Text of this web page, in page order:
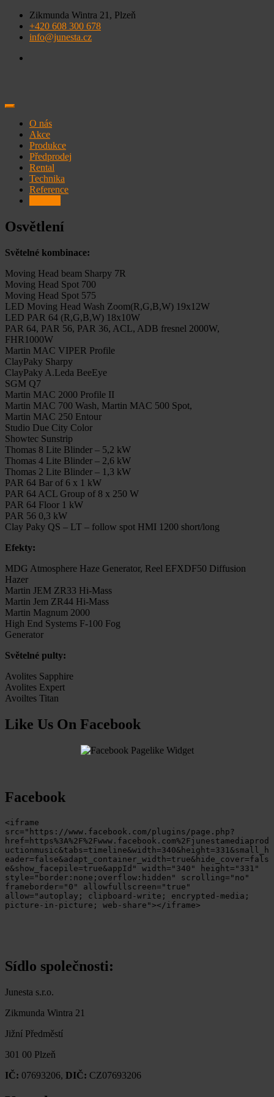
Skip
content
Zikmunda Wintra 21, Plzeň
+420 608 300 678
info@junesta.cz
O nás
Akce
Produkce
Předprodej
Rental
Technika
Reference
Osvětlení
Světelné kombinace:
Moving Head beam Sharpy 7R
Moving Head Spot 700
Moving Head Spot 575
LED Moving Head Wash Zoom(R,G,B,W) 19x12W
LED PAR 64 (R,G,B,W) 18x10W
PAR 64, PAR 56, PAR 36, ACL, ADB fresnel 2000W,
FHR1000W
Martin MAC VIPER Profile
ClayPaky Sharpy
ClayPaky A.Leda BeeEye
SGM Q7
Martin MAC 2000 Profile II
Martin MAC 700 Wash, Martin MAC 500 Spot,
Martin MAC 250 Entour
Studio Due City Color
Showtec Sunstrip
Thomas 8 Lite Blinder – 5,2 kW
Thomas 4 Lite Blinder – 2,6 kW
Thomas 2 Lite Blinder – 1,3 kW
PAR 64 Bar of 6 x 1 kW
PAR 64 ACL Group of 8 x 250 W
PAR 64 Floor 1 kW
PAR 56 0,3 kW
Clay Paky QS – LT – follow spot HMI 1200 short/long
Efekty:
MDG Atmosphere Haze Generator, Reel EFXDF50 Diffusion
Hazer
Martin JEM ZR33 Hi-Mass
Martin Jem ZR44 Hi-Mass
Martin Magnum 2000
High End Systems F-100 Fog
Generator
Světelné pulty:
Avolites Sapphire
Avolites Expert
Avoiltes Titan
Like Us On Facebook
Facebook
<iframe
src="https://www.facebook.com/plugins/page.php?
href=https%3A%2F%2Fwww.facebook.com%2Fjunestamediaprod
uctionmusic&tabs=timeline&width=340&height=331&small_h
eader=false&adapt_container_width=true&hide_cover=fals
e&show_facepile=true&appId" width="340" height="331"
style="border:none;overflow:hidden" scrolling="no"
frameborder="0" allowfullscreen="true"
allow="autoplay; clipboard-write; encrypted-media;
picture-in-picture; web-share"></iframe>
Sídlo společnosti:
Junesta s.r.o.
Zikmunda Wintra 21
Jižní Předměstí
301 00 Plzeň
IČ: 07693206, DIČ: CZ07693206